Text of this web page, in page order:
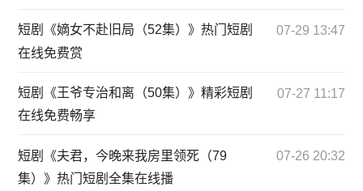
短剧《嫡女不赴旧局（52集）》热门短剧
在线免费赏
07-29 13:47
短剧《王爷专治和离（50集）》精彩短剧
在线免费畅享
07-27 11:17
短剧《夫君，今晚来我房里领死（79
集）》热门短剧全集在线播
07-26 20:32